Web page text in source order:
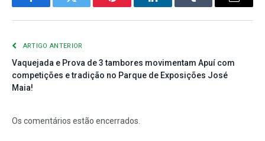
FacebookTwitter Pinterest LinkedInTumblr
E-
ARTIGO ANTERIOR
Vaquejada e Prova de 3 tambores movimentam Apuí com
competições e tradição no Parque de Exposições José
Maia!
Os comentários estão encerrados.